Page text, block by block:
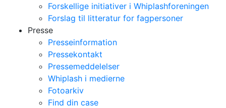
Forskellige initiativer i Whiplashforeningen
Forslag til litteratur for fagpersoner
Presse
Presseinformation
Pressekontakt
Pressemeddelelser
Whiplash i medierne
Fotoarkiv
Find din case